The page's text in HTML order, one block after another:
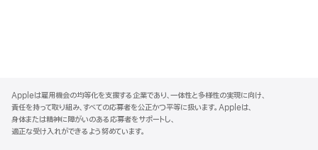
p
p
l
e
Appleは雇用機会の均等化を支援する企業であり、一体性と多様性の実現に向け、
責任を持って取り組み、すべての応募者を公正かつ平等に扱います。Appleは、
身体または精神に障がいのある応募者をサポートし、
適正な受け入れができるよう努めています。